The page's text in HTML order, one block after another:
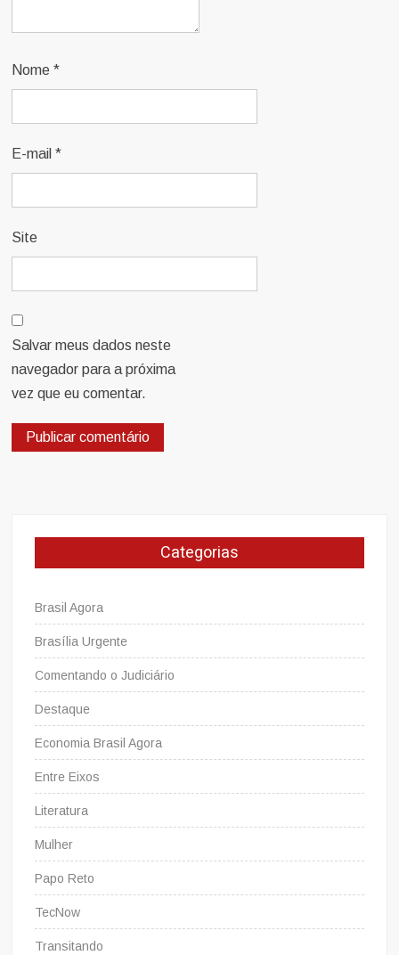
Nome*
E-mail*
Site
Salvar meus dados neste
navegador para a próxima
vez que eu comentar.
Categorias
Brasil Agora
Brasília Urgente
Comentando o Judiciário
Destaque
Economia Brasil Agora
Entre Eixos
Literatura
Mulher
Papo Reto
TecNow
Transitando